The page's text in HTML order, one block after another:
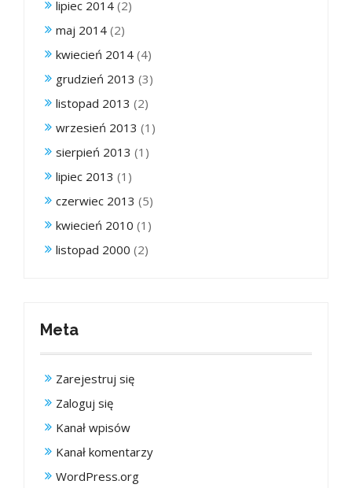
lipiec 2014 (2)
maj 2014 (2)
kwiecień 2014 (4)
grudzień 2013 (3)
listopad 2013 (2)
wrzesień 2013 (1)
sierpień 2013 (1)
lipiec 2013 (1)
czerwiec 2013 (5)
kwiecień 2010 (1)
listopad 2000 (2)
Meta
Zarejestruj się
Zaloguj się
Kanał wpisów
Kanał komentarzy
WordPress.org